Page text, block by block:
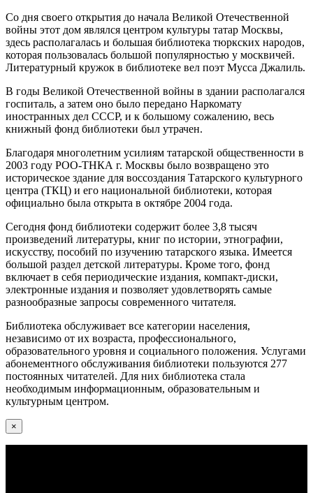
Со дня своего открытия до начала Великой Отечественной
войны этот дом являлся центром культуры татар Москвы,
здесь располагалась и большая библиотека тюркских народов,
которая пользовалась большой популярностью у москвичей.
Литературный кружок в библиотеке вел поэт Мусса Джалиль.
В годы Великой Отечественной войны в здании располагался
госпиталь, а затем оно было передано Наркомату
иностранных дел СССР, и к большому сожалению, весь
книжный фонд библиотеки был утрачен.
Благодаря многолетним усилиям татарской общественности в
2003 году РОО-ТНКА г. Москвы было возвращено это
историческое здание для воссоздания Татарского культурного
центра (ТКЦ) и его национальной библиотеки, которая
официально была открыта в октябре 2004 года.
Сегодня фонд библиотеки содержит более 3,8 тысяч
произведений литературы, книг по истории, этнографии,
искусству, пособий по изучению татарского языка. Имеется
большой раздел детской литературы. Кроме того, фонд
включает в себя периодические издания, компакт-диски,
электронные издания и позволяет удовлетворять самые
разнообразные запросы современного читателя.
Библиотека обслуживает все категории населения,
независимо от их возраста, профессионального,
образовательного уровня и социального положения. Услугами
абонементного обслуживания библиотеки пользуются 277
постоянных читателей. Для них библиотека стала
необходимым информационным, образовательным и
культурным центром.
×